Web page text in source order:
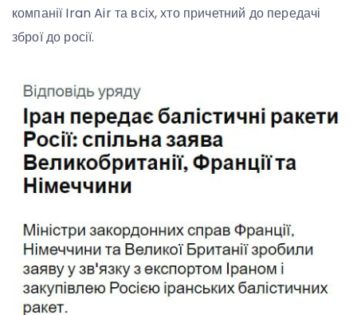
компанії Iran Air та всіх, хто причетний до передачі
зброї до росії.